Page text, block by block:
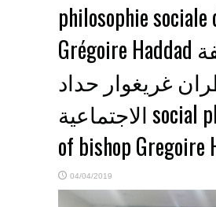
philosophie sociale
Grégoire Haddad فلسفة
غريغوار حداد
الاجتماعية social philosophy
of bishop Gregoire
04/04/2019